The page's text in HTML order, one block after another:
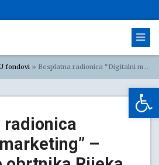
fondovi » Besplatna radionica “Digitalni marketing” – Udruženje obrtnika Rijeka
radionica
–